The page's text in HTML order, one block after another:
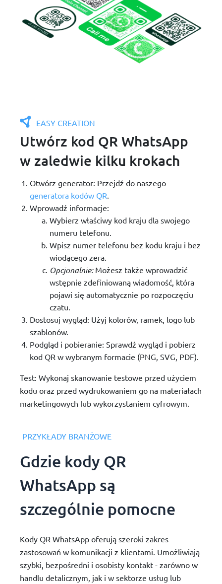
EASY CREATION
Utwórz kod QR WhatsApp
w zaledwie kilku krokach
Otwórz generator: Przejdź do naszego
generatora kodów QR
Wprowadź informacje:
Wybierz właściwy kod kraju dla swojego
numeru telefonu.
Wpisz numer telefonu bez kodu kraju i bez
wiodącego zera.
Opcjonalnie: Możesz także wprowadzić
wstępnie zdefiniowaną wiadomość, która
pojawi się automatycznie po rozpoczęciu
czatu.
Dostosuj wygląd: Użyj kolorów, ramek, logo lub
szablonów.
Podgląd i pobieranie: Sprawdź wygląd i pobierz
kod QR w wybranym formacie (PNG, SVG, PDF).
Test: Wykonaj skanowanie testowe przed użyciem
kodu oraz przed wydrukowaniem go na materiałach
marketingowych lub wykorzystaniem cyfrowym.
PRZYKŁADY BRANŻOWE
Gdzie kody QR
WhatsApp są
szczególnie pomocne
Kody QR WhatsApp oferują szeroki zakres
zastosowań w komunikacji z klientami. Umożliwiają
szybki, bezpośredni i osobisty kontakt - zarówno w
handlu detalicznym, jak i w sektorze usług lub